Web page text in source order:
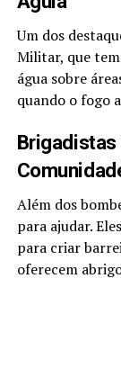
Um dos
Militar, que
água sobre
quando o fogo
Brigadistas
Além dos
para ajudar.
para criar
oferecem